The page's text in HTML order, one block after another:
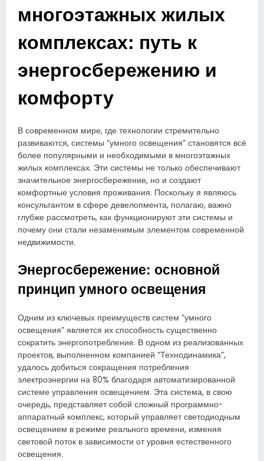
многоэтажных жилых
комплексах: путь к
энергосбережению и
комфорту
В современном мире, где технологии стремительно
развиваются, системы “умного освещения” становятся всё
более популярными и необходимыми в многоэтажных
жилых комплексах. Эти системы не только обеспечивают
значительное энергосбережение, но и создают
комфортные условия проживания. Поскольку я являюсь
консультантом в сфере девелопмента, полагаю, важно
глубже рассмотреть, как функционируют эти системы и
почему они стали незаменимым элементом современной
недвижимости.
Энергосбережение: основной
принцип умного освещения
Одним из ключевых преимуществ систем “умного
освещения” является их способность существенно
сократить энергопотребление. В одном из реализованных
проектов, выполненном компанией “Технодинамика”,
удалось добиться сокращения потребления
электроэнергии на 80% благодаря автоматизированной
системе управления освещением. Эта система, в свою
очередь, представляет собой сложный программно-
аппаратный комплекс, который управляет светодиодным
освещением в режиме реального времени, изменяя
световой поток в зависимости от уровня естественного
освещения.